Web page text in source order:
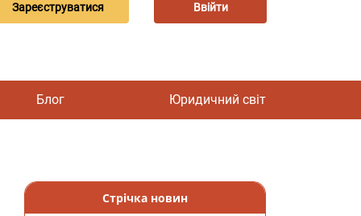
Зареєструватися Ввійти
Блог Юридичний світ
Стрічка новин